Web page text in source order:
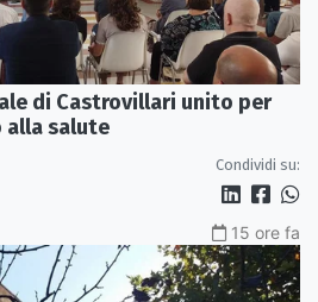
di Castrovillari unito per
salute
Condividi su:
15 ore fa